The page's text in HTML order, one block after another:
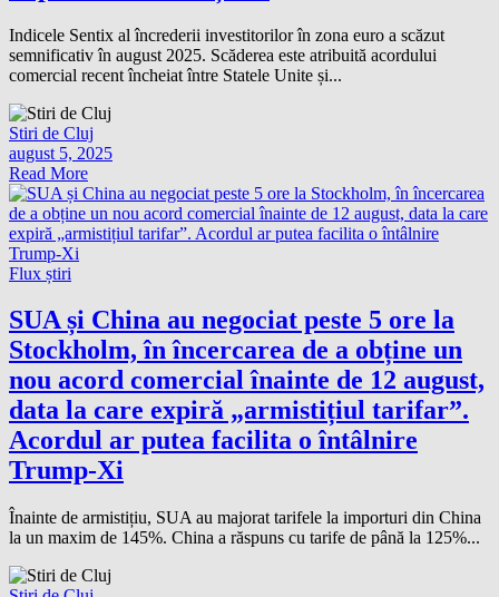
Indicele Sentix al încrederii investitorilor în zona euro a scăzut
semnificativ în august 2025. Scăderea este atribuită acordului
comercial recent încheiat între Statele Unite și...
Stiri de Cluj
august 5, 2025
Read More
Flux știri
SUA și China au negociat peste 5 ore la
Stockholm, în încercarea de a obține un
nou acord comercial înainte de 12 august,
data la care expiră „armistițiul tarifar”.
Acordul ar putea facilita o întâlnire
Trump-Xi
Înainte de armistițiu, SUA au majorat tarifele la importuri din China
la un maxim de 145%. China a răspuns cu tarife de până la 125%...